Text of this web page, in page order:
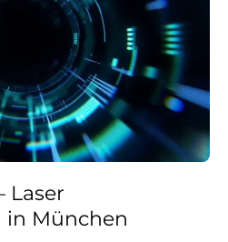
Laser
in München